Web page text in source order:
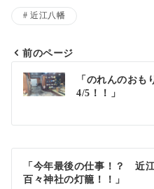
近江八幡
投
稿
ビ
前のページ
「のれんのお
4/5！！」
「今年最後の仕事！？ 近
百々神社の灯籠！！」